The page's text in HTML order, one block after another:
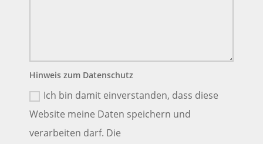
Hinweis zum Datenschutz
Ich bin damit einverstanden, dass diese
Website meine Daten speichern und
verarbeiten darf. Die